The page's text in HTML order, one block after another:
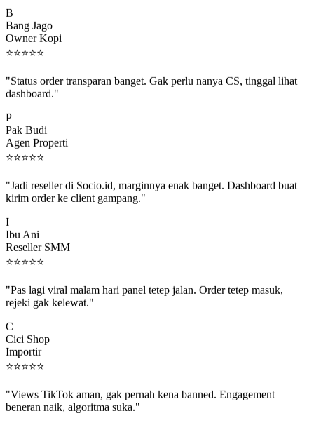
Bang Jago
Owner Kopi
⭐⭐⭐⭐⭐
dashboard."
Pak Budi
Agen Properti
⭐⭐⭐⭐⭐
kirim order ke client gampang."
Ibu Ani
Reseller SMM
⭐⭐⭐⭐⭐
rejeki gak kelewat."
Cici Shop
Importir
⭐⭐⭐⭐⭐
beneran naik, algoritma suka."